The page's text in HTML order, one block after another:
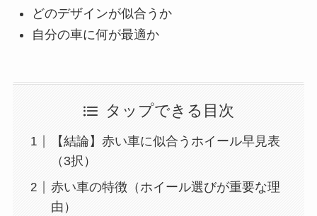
どのデザインが似合うか
自分の車に何が最適か
タップできる目次
【結論】赤い車に似合うホイール早見表
（3択）
赤い車の特徴（ホイール選びが重要な理
由）